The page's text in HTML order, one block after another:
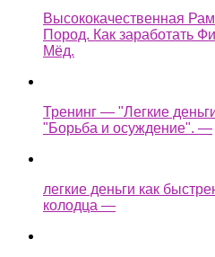
Высококачественная
Пород. Как заработать
Мёд.
Тренинг — "Легкие
"Борьба и осуждение". —
легкие деньги как
колодца —